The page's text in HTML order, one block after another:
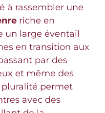
à rassembler une
riche en
un large éventail
en transition aux
par des
et même des
pluralité permet
avec des